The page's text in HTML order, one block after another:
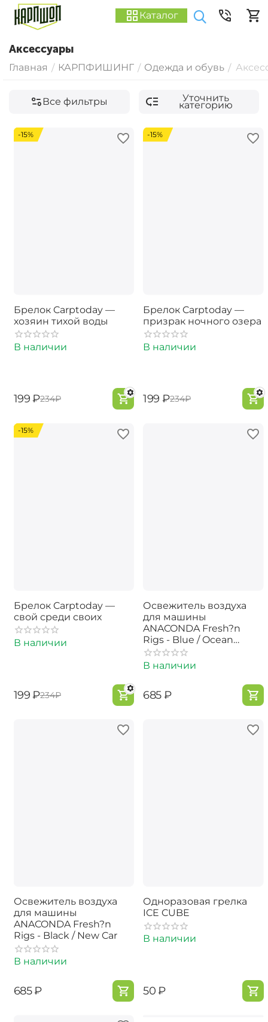
Каталог
Аксессуары
Главная / КАРПФИШИНГ / Одежда и обувь /
Все фильтры Уточнить
категорию
-15%
Брелок Carptoday —
хозяин тихой воды
В наличии
‍199‍ ₽‍234‍₽
-15%
Брелок Carptoday —
призрак ночного озера
В наличии
‍199‍ ₽‍234‍₽
-15%
Брелок Carptoday —
свой среди своих
В наличии
‍199‍ ₽‍234‍₽
Освежитель воздуха
для машины
ANACONDA Fresh?n
Rigs - Blue / Ocean
Dream
В наличии
‍685‍₽
Освежитель воздуха
для машины
ANACONDA Fresh?n
Rigs - Black / New Car
В наличии
‍685‍₽
Одноразовая грелка
ICE CUBE
В наличии
‍50‍₽